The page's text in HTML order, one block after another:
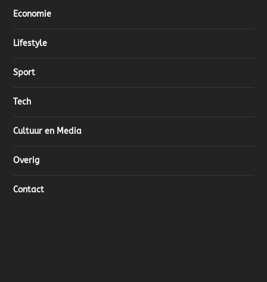
Economie
Lifestyle
Sport
Tech
Cultuur en Media
Overig
Contact